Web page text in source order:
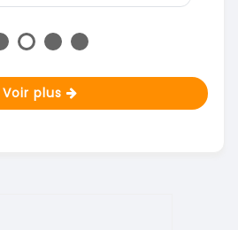
Voir plus